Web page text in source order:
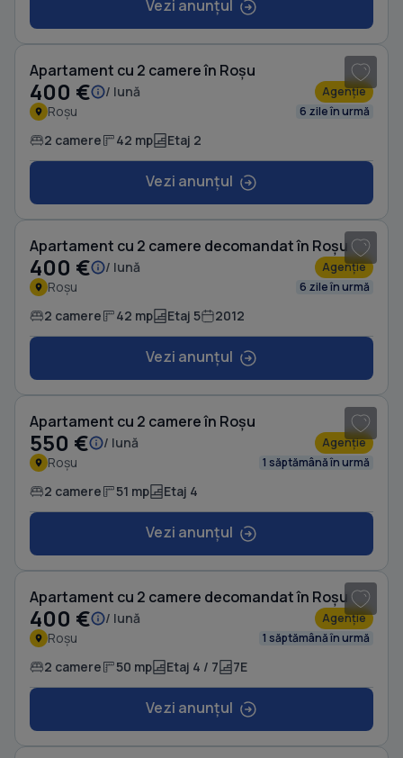
Vezi anunțul
Apartament cu 2 camere în Roșu
400 € / lună Agenție
Roșu 6 zile în urmă
2 camere 42 mp Etaj 2
Vezi anunțul
Apartament cu 2 camere decomandat în Roșu
400 € / lună Agenție
Roșu 6 zile în urmă
2 camere 42 mp Etaj 5 2012
Vezi anunțul
Apartament cu 2 camere în Roșu
550 € / lună Agenție
Roșu 1 săptămână în urmă
2 camere 51 mp Etaj 4
Vezi anunțul
Apartament cu 2 camere decomandat în Roșu
400 € / lună Agenție
Roșu 1 săptămână în urmă
2 camere 50 mp Etaj 4 / 7 7E
Vezi anunțul